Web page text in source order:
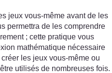
jeux vous-même avant de les
permettra de les comprendre
; cette pratique vous
mathématique nécessaire
les jeux vous-même ou
utilisés de nombreuses fois.